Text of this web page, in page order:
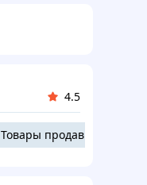
4.5
Товары продавца